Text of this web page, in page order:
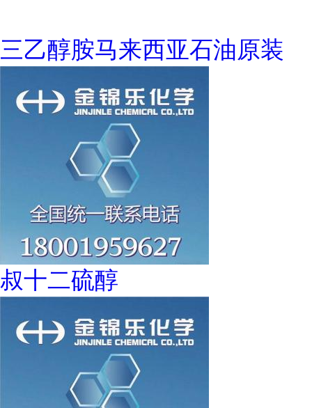
三乙醇胺马来西亚石油原装
叔十二硫醇